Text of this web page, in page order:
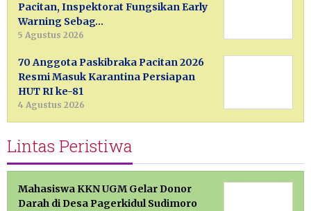
Pacitan, Inspektorat Fungsikan Early
Warning Sebag…
5 Agustus 2026
70 Anggota Paskibraka Pacitan 2026
Resmi Masuk Karantina Persiapan
HUT RI ke-81
4 Agustus 2026
Lintas Peristiwa
Mahasiswa KKN UGM Gelar Donor
Darah di Desa Pagerkidul Sudimoro